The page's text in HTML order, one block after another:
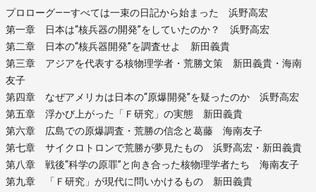
プロローグ――すべては一束の日記から始まった 浜野高宏
第一章 日本は“核兵器の開発”をしていたのか？ 浜野高宏
第二章 日本の“核兵器開発”を調査せよ 新田義貴
第三章 アジアを代表する核物理学者・荒勝文策 新田義貴・海南
友子
第四章 なぜアメリカは日本の“原爆開発”を疑ったのか 浜野高宏
第五章 浮かび上がった「Ｆ研究」の実態 新田義貴
第六章 広島での原爆調査・荒勝の信念と葛藤 海南友子
第七章 サイクロトロンで荒勝が夢見たもの 浜野高宏・新田義貴
第八章 戦後“科学の原罪”と向き合った核物理学者たち 海南友子
第九章 「Ｆ研究」が現代に問いかけるもの 新田義貴